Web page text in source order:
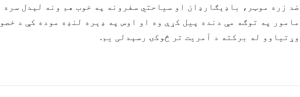
ضد زره موټر، باډېګارډان او سیاحتي سفرونه په خوب هم ونه لېدل سره
مامور په توګه مې دنده پیل کړې وه او اوس په ډېره لنډه موده کې د
وړتیاوو له برکته د آمریت تر څوکۍ رسېدلی یم.